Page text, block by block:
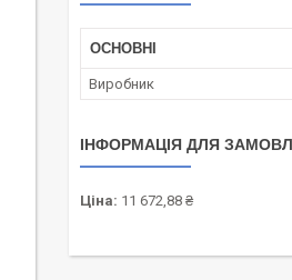
ОСНОВНІ
Виробник
ІНФОРМАЦІЯ ДЛЯ
Ціна: 11 672,88 ₴